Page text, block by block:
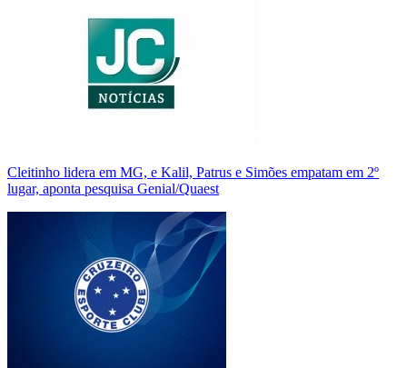
Cleitinho lidera em MG, e Kalil, Patrus e Simões empatam em 2º
lugar, aponta pesquisa Genial/Quaest